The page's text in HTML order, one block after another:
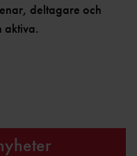
deltagare och
aktiva.